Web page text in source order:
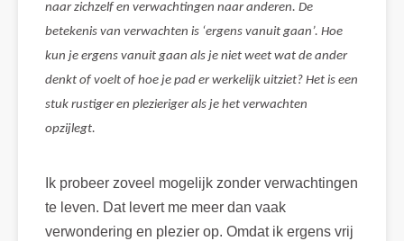
naar zichzelf en verwachtingen naar anderen. De
betekenis van verwachten is ‘ergens vanuit gaan’. Hoe
kun je ergens vanuit gaan als je niet weet wat de ander
denkt of voelt of hoe je pad er werkelijk uitziet? Het is een
stuk rustiger en plezieriger als je het verwachten
opzijlegt.
Ik probeer zoveel mogelijk zonder verwachtingen
te leven. Dat levert me meer dan vaak
verwondering en plezier op. Omdat ik ergens vrij